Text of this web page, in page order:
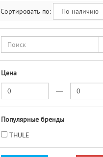
Сортировать по:
Цена
—
Популярные бренды
THULE